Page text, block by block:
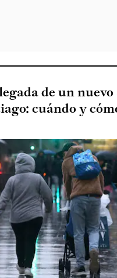
de un nuevo
cuándo y